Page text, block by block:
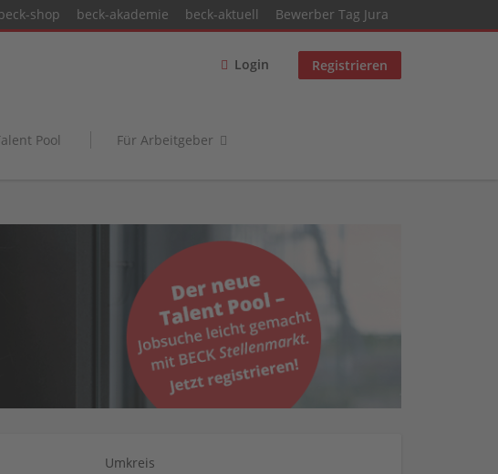
shop beck-akademie beck-aktuell Bewerber Tag Jura
Login Registrieren
Pool Für Arbeitgeber
Umkreis